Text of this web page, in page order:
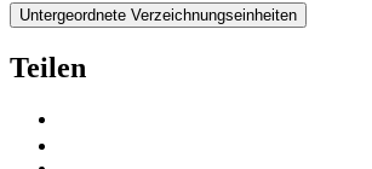
Untergeordnete Verzeichnungseinheiten
Teilen